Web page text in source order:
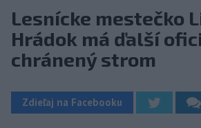
Lesnícke mestečko
Hrádok má ďalší
chránený strom
Zdieľaj na Facebooku